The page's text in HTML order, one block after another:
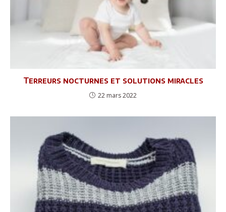
Terreurs nocturnes et solutions miracles
22 mars 2022